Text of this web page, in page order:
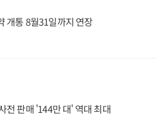
개통 8월31일까지 연장
전 판매 '144만 대' 역대 최대